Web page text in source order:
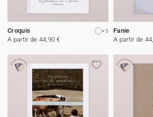
Croquis +5
A partir de 44,90 €
Fanie
A partir de